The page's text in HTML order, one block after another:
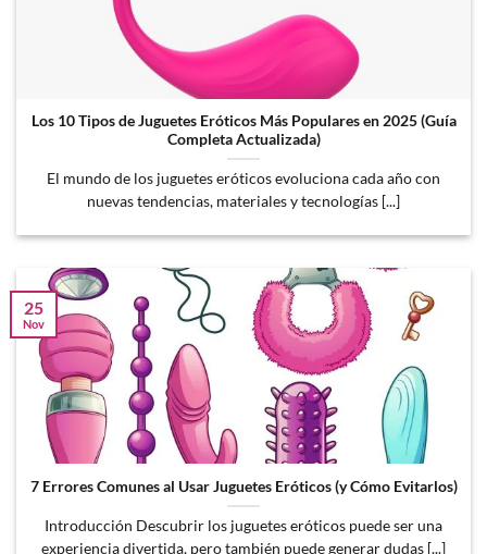
Los 10 Tipos de Juguetes Eróticos Más Populares en 2025 (Guía
Completa Actualizada)
El mundo de los juguetes eróticos evoluciona cada año con
nuevas tendencias, materiales y tecnologías [...]
7 Errores Comunes al Usar Juguetes Eróticos (y Cómo Evitarlos)
Introducción Descubrir los juguetes eróticos puede ser una
experiencia divertida, pero también puede generar dudas [...]
25
Nov